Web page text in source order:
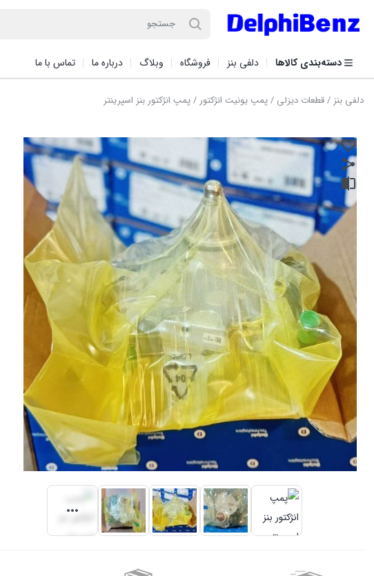
دسته‌بندی کالاها دلفی بنز فروشگاه وبلاگ درباره ما تماس با ما
دلفی بنز/قطعات دیزلی /پمپ یونیت انژکتور/ پمپ انژکتور بنز اسپرینتر